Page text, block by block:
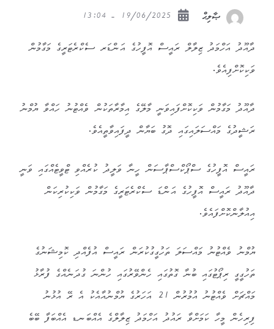
ޞާލިޙް
ދާއޫދު އަހްމަދު ޒިލާލް ރައީސް އޮފީހުގެ އަންޑަރ ސެކްރެޓަރީގެ މަގާމުން
ވަކިކޮށްފިއެވެ.
ދާއޫދު މަގާމުން ވަކިކޮށްފައިވަނީ މާލޭގެ އިމާރާތަކުން ވެއްޓުނު ހައްވާ ޔުމްނު
ރަޝީދުގެ މައްސަލައިގައި ދޮގު ބަޔާން ދީފައިވާތީއެވެ.
ރައީސް އޮފީހުގެ ސްޕޯކްސްޕާސަން ހީނާ ވަލީދު ކުރެއްވި ޓްވީޓެއްގައި ވަނީ
ދާއޫދު ރައީސް އޮފީހުގެ އަންޑަ ސެކްރެޓަރީގެ މަގާމުން ވަކިކުރިކަން
އިއުލާންކޮށްފައެވެ.
ޔުމްނު ވެއްޓުނު މައްސަލަ ތަހުގީގުކުރަން ރައީސް އުފެއްދި ކޮމިޝަނުގެ
ތަހުގީގީ ރިޕޯޓުގައި ބުނާ ގޮތުގައި ހެންވޭރުގައި ހުންނަ ގުދަނެއްގެ ފުރާޅު
މައްޗަށް ވެއްޓުނު އުމުރުން 21 އަހަރުގެ ޔުމްނުއާއެކު އެ ރޭ އުޅުނު
ފިރިހެން މީހާ ކަމަށްވާ ރައުދު އަހްމަދު ޒިލާލްގެ އެއްބަނޑ އެއްބަފާ ބޭބެ